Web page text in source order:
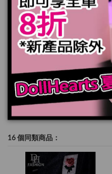
規格
16 個同類商品：